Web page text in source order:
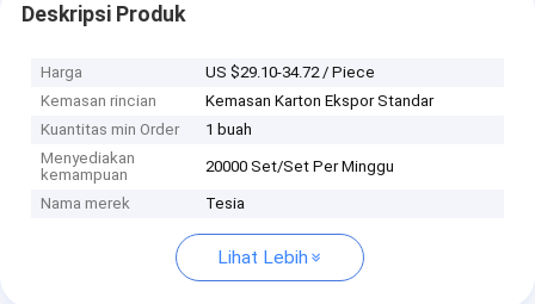
Deskripsi Produk
Harga
US $29.10-34.72 / Piece
Kemasan rincian
Kemasan Karton Ekspor Standar
Kuantitas min Order
1 buah
Menyediakan
kemampuan
20000 Set/Set Per Minggu
Nama merek Tesia
Lihat Lebih